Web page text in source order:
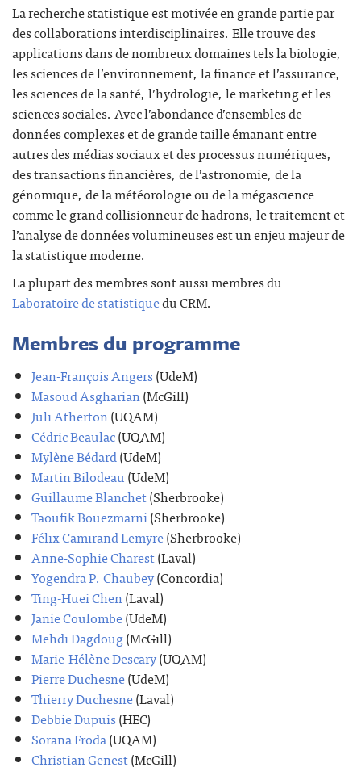
La recherche statistique est motivée en grande partie par
des collaborations interdisciplinaires. Elle trouve des
applications dans de nombreux domaines tels la biologie,
les sciences de l’environnement, la finance et l’assurance,
les sciences de la santé, l’hydrologie, le marketing et les
sciences sociales. Avec l’abondance d’ensembles de
données complexes et de grande taille émanant entre
autres des médias sociaux et des processus numériques,
des transactions financières, de l’astronomie, de la
génomique, de la météorologie ou de la mégascience
comme le grand collisionneur de hadrons, le traitement et
l’analyse de données volumineuses est un enjeu majeur de
la statistique moderne.
La plupart des membres sont aussi membres du
Laboratoire de statistiquedu CRM.
Membres du programme
Jean-François Angers(UdeM)
Masoud Asgharian(McGill)
Juli Atherton(UQAM)
Cédric Beaulac(UQAM)
Mylène Bédard(UdeM)
Martin Bilodeau(UdeM)
Guillaume Blanchet(Sherbrooke)
Taoufik Bouezmarni(Sherbrooke)
Félix Camirand Lemyre(Sherbrooke)
Anne-Sophie Charest(Laval)
Yogendra P. Chaubey(Concordia)
Ting-Huei Chen(Laval)
Janie Coulombe(UdeM)
Mehdi Dagdoug(McGill)
Marie-Hélène Descary(UQAM)
Pierre Duchesne(UdeM)
Thierry Duchesne(Laval)
Debbie Dupuis(HEC)
Sorana Froda(UQAM)
Christian Genest(McGill)